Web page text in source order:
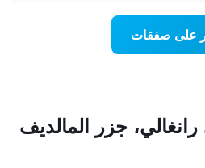
على صفقات
جزر المالديف